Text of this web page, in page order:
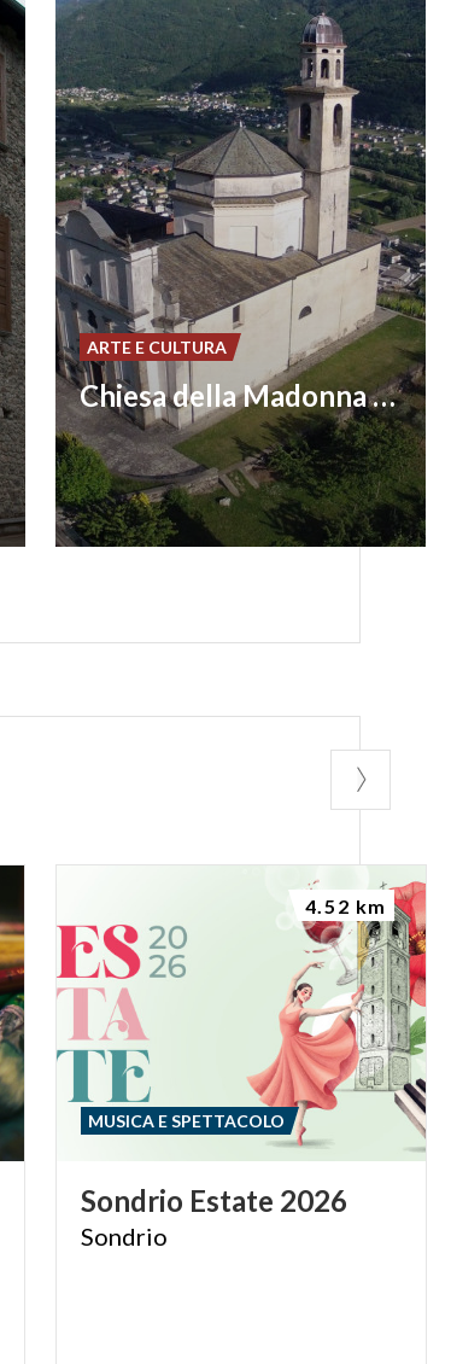
Chiesa della Madonna del Carmine
ARTE E CULTURA
Sondrio Estate 2026
Sondrio
MUSICA E SPETTACOLO
4.52 km